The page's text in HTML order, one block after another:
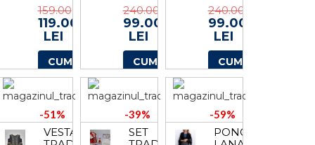
159.00
119.00
LEI
CUMPARA
240.00
99.00
LEI
CUMPARA
240.00
99.00
LEI
CUMPARA
-51%
VESTA
-39%
SET
-59%
PONCHO